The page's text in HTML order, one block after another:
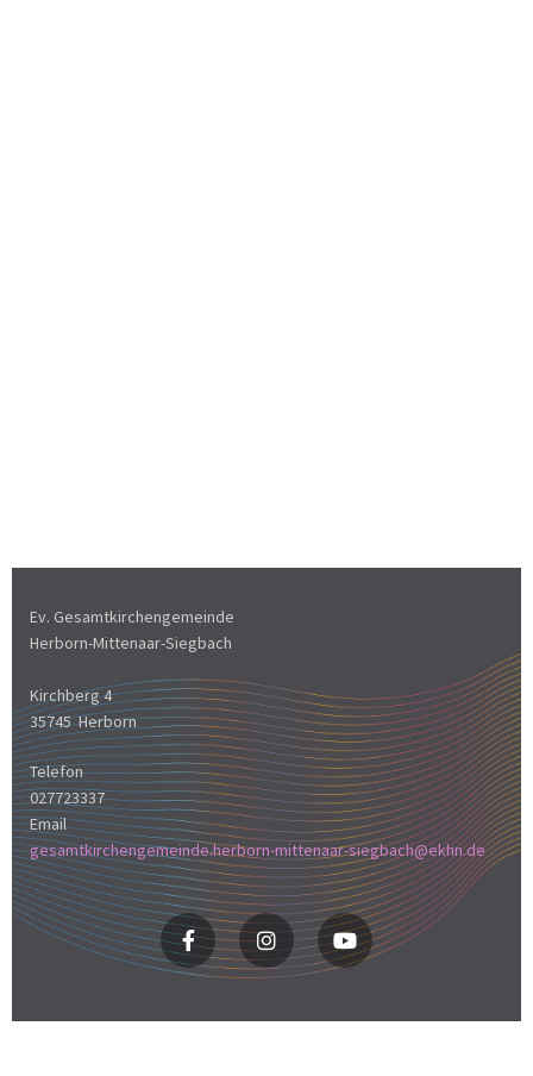
Ev. Gesamtkirchengemeinde
Herborn-Mittenaar-Siegbach
Kirchberg 4
35745 Herborn
Telefon
027723337
Email
gesamtkirchengemeinde.herborn-mittenaar-siegbach@ekhn.de